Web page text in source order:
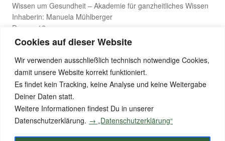
Cookies auf dieser Website
Wir verwenden ausschließlich technisch notwendige Cookies,
damit unsere Website korrekt funktioniert.
Es findet kein Tracking, keine Analyse und keine Weitergabe
Deiner Daten statt.
Weitere Informationen findest Du in unserer
Datenschutzerklärung. → „Datenschutzerklärung“
Wissen um Gesundheit – Akademie für ganzheitliches Wissen
Inhaberin: Manuela Mühlberger
Danner 12
4971 Aurolzmünster, Österreich
E-Mail: wissen-um-gesundheit@gmx.de
Telefon: +43 176 8411 9281